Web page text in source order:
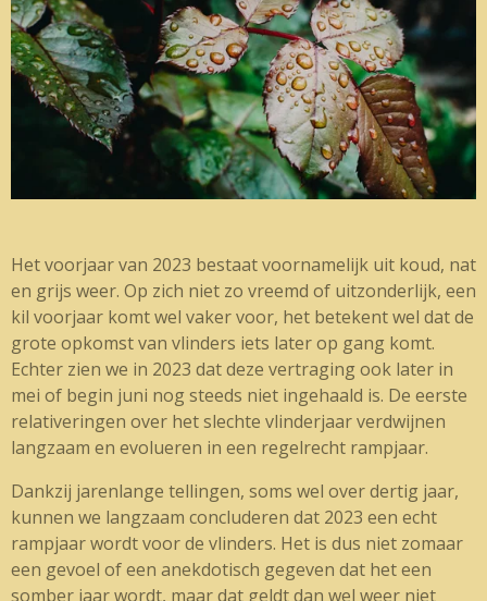
Het voorjaar van 2023 bestaat voornamelijk uit koud, nat
en grijs weer. Op zich niet zo vreemd of uitzonderlijk, een
kil voorjaar komt wel vaker voor, het betekent wel dat de
grote opkomst van vlinders iets later op gang komt.
Echter zien we in 2023 dat deze vertraging ook later in
mei of begin juni nog steeds niet ingehaald is. De eerste
relativeringen over het slechte vlinderjaar verdwijnen
langzaam en evolueren in een regelrecht rampjaar.
Dankzij jarenlange tellingen, soms wel over dertig jaar,
kunnen we langzaam concluderen dat 2023 een echt
rampjaar wordt voor de vlinders. Het is dus niet zomaar
een gevoel of een anekdotisch gegeven dat het een
somber jaar wordt, maar dat geldt dan wel weer niet